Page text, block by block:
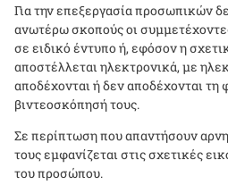
Για την επεξεργασία προσωπικών
ανωτέρω σκοπούς οι
σε ειδικό έντυπο ή, εφόσον η
αποστέλλεται ηλεκτρονικά, με
αποδέχονται ή δεν αποδέχονται
βιντεοσκόπησή τους.
Σε περίπτωση που απαντήσουν
τους εμφανίζεται στις σχετικές
του προσώπου.